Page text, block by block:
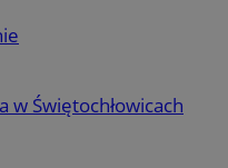
w Świętochłowicach